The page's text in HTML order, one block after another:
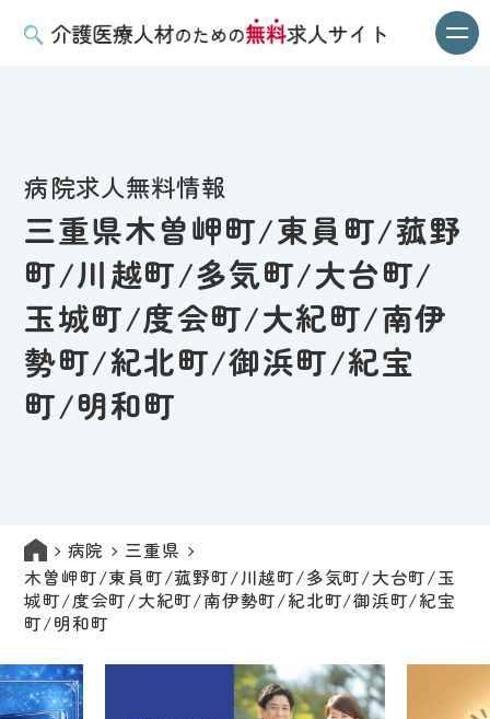
病院求人無料情報
三重県木曽岬町/東員町/菰野
町/川越町/多気町/大台町/
玉城町/度会町/大紀町/南伊
勢町/紀北町/御浜町/紀宝
町/明和町
病院
三重県
木曽岬町/東員町/菰野町/川越町/多気町/大台町/玉
城町/度会町/大紀町/南伊勢町/紀北町/御浜町/紀宝
町/明和町